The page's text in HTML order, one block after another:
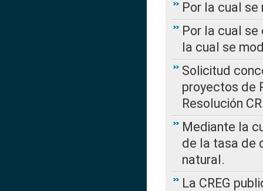
Por la cual se
Por la cual se
la cual se
Solicitud
proyectos de
Resolución
Mediante la
de la tasa de
natural.
La CREG